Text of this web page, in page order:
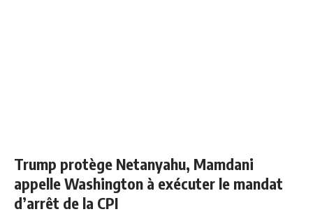
Trump protège Netanyahu, Mamdani
appelle Washington à exécuter le mandat
d’arrêt de la CPI